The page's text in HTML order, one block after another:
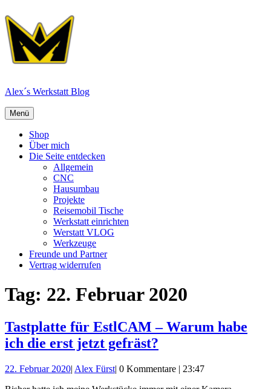
Inhalt
springen
Alex´s Werkstatt Blog
MenüMenü
Shop
Über mich
Die Seite entdecken
Allgemein
CNC
Hausumbau
Projekte
Reisemobil Tische
Werkstatt einrichten
Werstatt VLOG
Werkzeuge
Freunde und Partner
Vertrag widerrufen
Button
Tag: 22. Februar 2020
Tastplatte für EstlCAM – Warum habe
ich die erst jetzt gefräst?
EstlCAM
22. Februar 202022.
| Alex FürstAlex
| 0 Kommentare | 23:47